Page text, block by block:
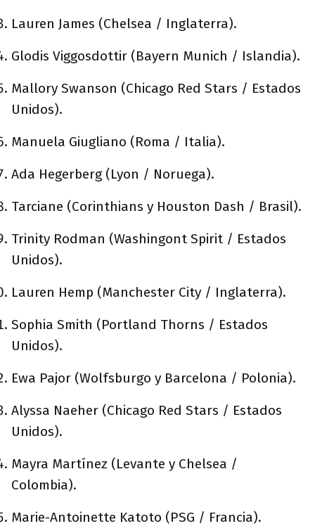
Lauren James (Chelsea / Inglaterra).
Glodis Viggosdottir (Bayern Munich / Islandia).
Mallory Swanson (Chicago Red Stars / Estados
Unidos).
Manuela Giugliano (Roma / Italia).
Ada Hegerberg (Lyon / Noruega).
Tarciane (Corinthians y Houston Dash / Brasil).
Trinity Rodman (Washingont Spirit / Estados
Unidos).
Lauren Hemp (Manchester City / Inglaterra).
Sophia Smith (Portland Thorns / Estados
Unidos).
Ewa Pajor (Wolfsburgo y Barcelona / Polonia).
Alyssa Naeher (Chicago Red Stars / Estados
Unidos).
Mayra Martínez (Levante y Chelsea /
Colombia).
Marie-Antoinette Katoto (PSG / Francia).